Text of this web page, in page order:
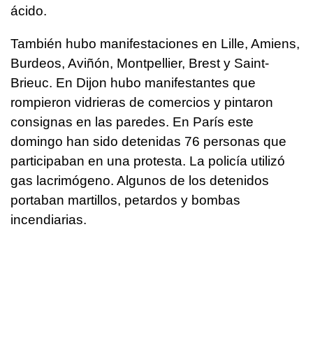
ácido.
También hubo manifestaciones en Lille, Amiens,
Burdeos, Aviñón, Montpellier, Brest y Saint-
Brieuc. En Dijon hubo manifestantes que
rompieron vidrieras de comercios y pintaron
consignas en las paredes. En París este
domingo han sido detenidas 76 personas que
participaban en una protesta. La policía utilizó
gas lacrimógeno. Algunos de los detenidos
portaban martillos, petardos y bombas
incendiarias.